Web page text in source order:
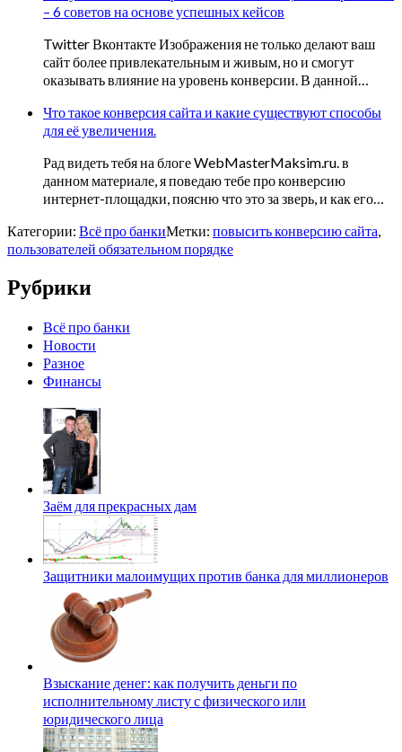
– 6 советов на основе успешных кейсов
Twitter Вконтакте Изображения не только делают ваш
сайт более привлекательным и живым, но и смогут
оказывать влияние на уровень конверсии. В данной…
Что такое конверсия сайта и какие существуют способы
для её увеличения.
Рад видеть тебя на блоге WebMasterMaksim.ru. в
данном материале, я поведаю тебе про конверсию
интернет-площадки, поясню что это за зверь, и как его…
Категории: Всё про банкиМетки: повысить конверсию сайта,
пользователей обязательном порядке
Рубрики
Всё про банки
Новости
Разное
Финансы
Заём для прекрасных дам
Защитники малоимущих против банка для миллионеров
Взыскание денег: как получить деньги по
исполнительному листу с физического или
юридического лица